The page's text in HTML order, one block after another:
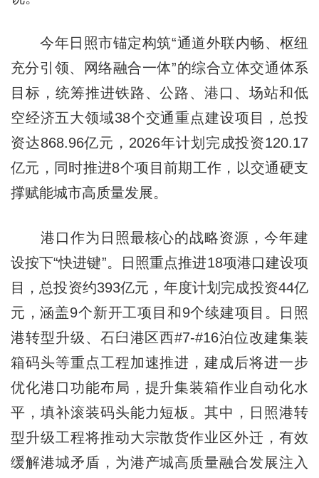
今年日照市锚定构筑“通道外联内畅、枢纽
充分引领、网络融合一体”的综合立体交通体系
目标，统筹推进铁路、公路、港口、场站和低
空经济五大领域38个交通重点建设项目，总投
资达868.96亿元，2026年计划完成投资120.17
亿元，同时推进8个项目前期工作，以交通硬支
撑赋能城市高质量发展。
港口作为日照最核心的战略资源，今年建
设按下“快进键”。日照重点推进18项港口建设项
目，总投资约393亿元，年度计划完成投资44亿
元，涵盖9个新开工项目和9个续建项目。日照
港转型升级、石臼港区西#7-#16泊位改建集装
箱码头等重点工程加速推进，建成后将进一步
优化港口功能布局，提升集装箱作业自动化水
平，填补滚装码头能力短板。其中，日照港转
型升级工程将推动大宗散货作业区外迁，有效
缓解港城矛盾，为港产城高质量融合发展注入